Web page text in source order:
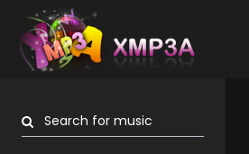
Search for music